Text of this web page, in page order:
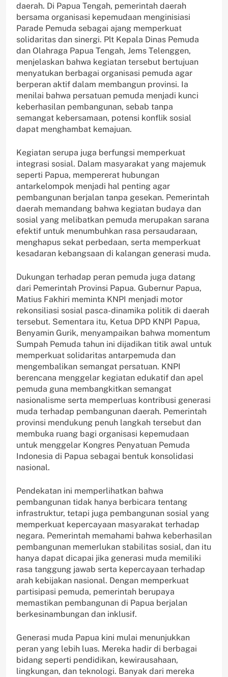
daerah. Di Papua Tengah, pemerintah daerah
bersama organisasi kepemudaan menginisiasi
Parade Pemuda sebagai ajang memperkuat
solidaritas dan sinergi. Plt Kepala Dinas Pemuda
dan Olahraga Papua Tengah, Jems Telenggen,
menjelaskan bahwa kegiatan tersebut bertujuan
menyatukan berbagai organisasi pemuda agar
berperan aktif dalam membangun provinsi. Ia
menilai bahwa persatuan pemuda menjadi kunci
keberhasilan pembangunan, sebab tanpa
semangat kebersamaan, potensi konflik sosial
dapat menghambat kemajuan.
Kegiatan serupa juga berfungsi memperkuat
integrasi sosial. Dalam masyarakat yang majemuk
seperti Papua, mempererat hubungan
antarkelompok menjadi hal penting agar
pembangunan berjalan tanpa gesekan. Pemerintah
daerah memandang bahwa kegiatan budaya dan
sosial yang melibatkan pemuda merupakan sarana
efektif untuk menumbuhkan rasa persaudaraan,
menghapus sekat perbedaan, serta memperkuat
kesadaran kebangsaan di kalangan generasi muda.
Dukungan terhadap peran pemuda juga datang
dari Pemerintah Provinsi Papua. Gubernur Papua,
Matius Fakhiri meminta KNPI menjadi motor
rekonsiliasi sosial pasca-dinamika politik di daerah
tersebut. Sementara itu, Ketua DPD KNPI Papua,
Benyamin Gurik, menyampaikan bahwa momentum
Sumpah Pemuda tahun ini dijadikan titik awal untuk
memperkuat solidaritas antarpemuda dan
mengembalikan semangat persatuan. KNPI
berencana menggelar kegiatan edukatif dan apel
pemuda guna membangkitkan semangat
nasionalisme serta memperluas kontribusi generasi
muda terhadap pembangunan daerah. Pemerintah
provinsi mendukung penuh langkah tersebut dan
membuka ruang bagi organisasi kepemudaan
untuk menggelar Kongres Penyatuan Pemuda
Indonesia di Papua sebagai bentuk konsolidasi
nasional.
Pendekatan ini memperlihatkan bahwa
pembangunan tidak hanya berbicara tentang
infrastruktur, tetapi juga pembangunan sosial yang
memperkuat kepercayaan masyarakat terhadap
negara. Pemerintah memahami bahwa keberhasilan
pembangunan memerlukan stabilitas sosial, dan itu
hanya dapat dicapai jika generasi muda memiliki
rasa tanggung jawab serta kepercayaan terhadap
arah kebijakan nasional. Dengan memperkuat
partisipasi pemuda, pemerintah berupaya
memastikan pembangunan di Papua berjalan
berkesinambungan dan inklusif.
Generasi muda Papua kini mulai menunjukkan
peran yang lebih luas. Mereka hadir di berbagai
bidang seperti pendidikan, kewirausahaan,
lingkungan, dan teknologi. Banyak dari mereka